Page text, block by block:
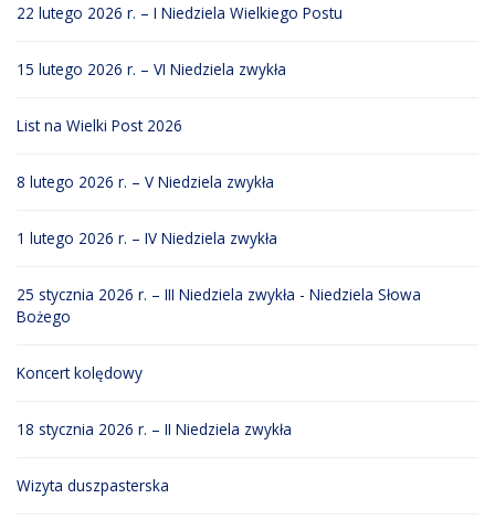
22 lutego 2026 r. – I Niedziela Wielkiego Postu
15 lutego 2026 r. – VI Niedziela zwykła
List na Wielki Post 2026
8 lutego 2026 r. – V Niedziela zwykła
1 lutego 2026 r. – IV Niedziela zwykła
25 stycznia 2026 r. – III Niedziela zwykła - Niedziela Słowa
Bożego
Koncert kolędowy
18 stycznia 2026 r. – II Niedziela zwykła
Wizyta duszpasterska